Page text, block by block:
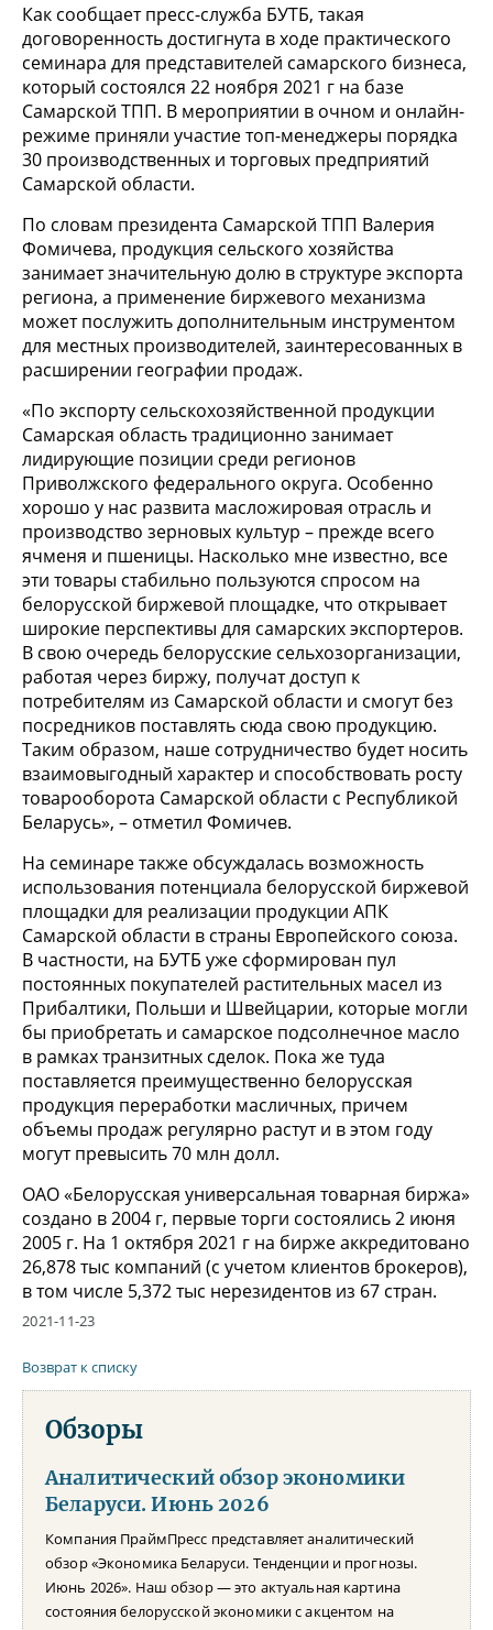
Как сообщает пресс-служба БУТБ, такая
договоренность достигнута в ходе практического
семинара для представителей самарского бизнеса,
который состоялся 22 ноября 2021 г на базе
Самарской ТПП. В мероприятии в очном и онлайн-
режиме приняли участие топ-менеджеры порядка
30 производственных и торговых предприятий
Самарской области.
По словам президента Самарской ТПП Валерия
Фомичева, продукция сельского хозяйства
занимает значительную долю в структуре экспорта
региона, а применение биржевого механизма
может послужить дополнительным инструментом
для местных производителей, заинтересованных в
расширении географии продаж.
«По экспорту сельскохозяйственной продукции
Самарская область традиционно занимает
лидирующие позиции среди регионов
Приволжского федерального округа. Особенно
хорошо у нас развита масложировая отрасль и
производство зерновых культур – прежде всего
ячменя и пшеницы. Насколько мне известно, все
эти товары стабильно пользуются спросом на
белорусской биржевой площадке, что открывает
широкие перспективы для самарских экспортеров.
В свою очередь белорусские сельхозорганизации,
работая через биржу, получат доступ к
потребителям из Самарской области и смогут без
посредников поставлять сюда свою продукцию.
Таким образом, наше сотрудничество будет носить
взаимовыгодный характер и способствовать росту
товарооборота Самарской области с Республикой
Беларусь», – отметил Фомичев.
На семинаре также обсуждалась возможность
использования потенциала белорусской биржевой
площадки для реализации продукции АПК
Самарской области в страны Европейского союза.
В частности, на БУТБ уже сформирован пул
постоянных покупателей растительных масел из
Прибалтики, Польши и Швейцарии, которые могли
бы приобретать и самарское подсолнечное масло
в рамках транзитных сделок. Пока же туда
поставляется преимущественно белорусская
продукция переработки масличных, причем
объемы продаж регулярно растут и в этом году
могут превысить 70 млн долл.
ОАО «Белорусская универсальная товарная биржа»
создано в 2004 г, первые торги состоялись 2 июня
2005 г. На 1 октября 2021 г на бирже аккредитовано
26,878 тыс компаний (с учетом клиентов брокеров),
в том числе 5,372 тыс нерезидентов из 67 стран.
2021-11-23
Возврат к списку
Обзоры
Аналитический обзор экономики
Беларуси. Июнь 2026
Компания ПраймПресс представляет аналитический
обзор «Экономика Беларуси. Тенденции и прогнозы.
Июнь 2026». Наш обзор — это актуальная картина
состояния белорусской экономики с акцентом на